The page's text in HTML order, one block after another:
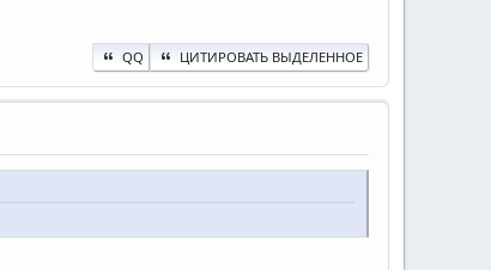
QQ ЦИТИРОВАТЬ ВЫДЕЛЕННОЕ